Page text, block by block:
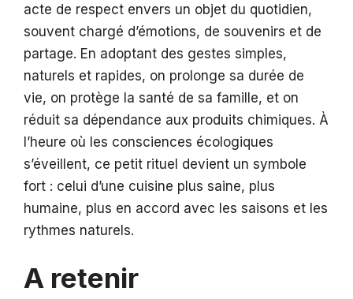
acte de respect envers un objet du quotidien,
souvent chargé d’émotions, de souvenirs et de
partage. En adoptant des gestes simples,
naturels et rapides, on prolonge sa durée de
vie, on protège la santé de sa famille, et on
réduit sa dépendance aux produits chimiques. À
l’heure où les consciences écologiques
s’éveillent, ce petit rituel devient un symbole
fort : celui d’une cuisine plus saine, plus
humaine, plus en accord avec les saisons et les
rythmes naturels.
A retenir